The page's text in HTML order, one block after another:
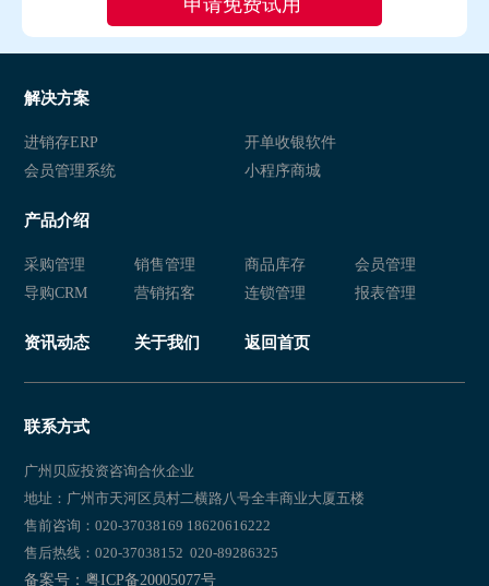
解决方案
进销存ERP
开单收银软件
会员管理系统
小程序商城
产品介绍
采购管理 销售管理 商品库存
会员管理
导购CRM
营销拓客 连锁管理 报表管理
资讯动态 关于我们 返回首页
联系方式
广州贝应投资咨询合伙企业
地址：广州市天河区员村二横路八号全丰商业大厦五楼
售前咨询：020-37038169 18620616222
售后热线：020-37038152 020-89286325
备案号：粤ICP备20005077号